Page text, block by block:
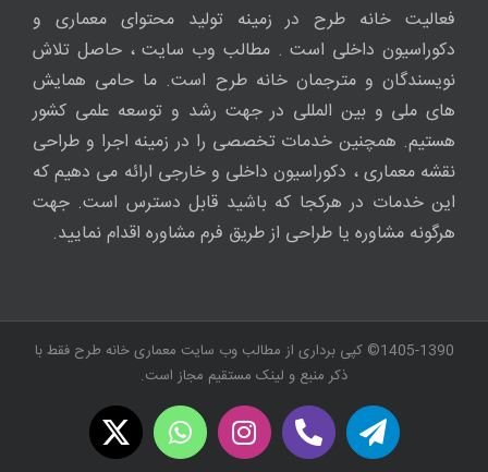
فعالیت خانه طرح در زمینه تولید محتوای معماری و
دکوراسیون داخلی است . مطالب وب سایت ، حاصل تلاش
نویسندگان و مترجمان خانه طرح است. ما حامی همایش
های ملی و بین المللی در جهت رشد و توسعه علمی کشور
هستیم. همچنین خدمات تخصصی را در زمینه اجرا و طراحی
نقشه معماری ، دکوراسیون داخلی و خارجی ارائه می دهیم که
این خدمات در هرکجا که باشید قابل دسترس است. جهت
هرگونه مشاوره یا طراحی از طریق فرم مشاوره اقدام نمایید.
1405-1390© کپی برداری از مطالب وب سایت معماری خانه طرح فقط با
ذکر منبع و لینک مستقیم مجاز است.
Telegram
Twitch
Instagram
WhatsApp
X